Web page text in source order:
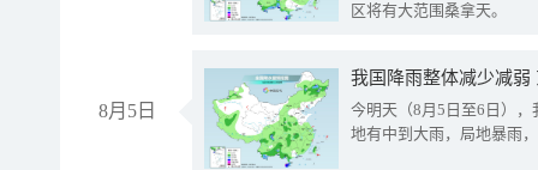
区将有大范围桑拿天。
8月5日
我国降雨整体减少减弱
今明天（8月5日至6日）
地有中到大雨，局地暴雨